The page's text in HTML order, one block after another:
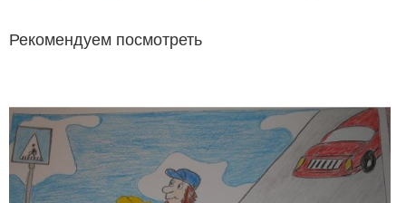
Рекомендуем посмотреть